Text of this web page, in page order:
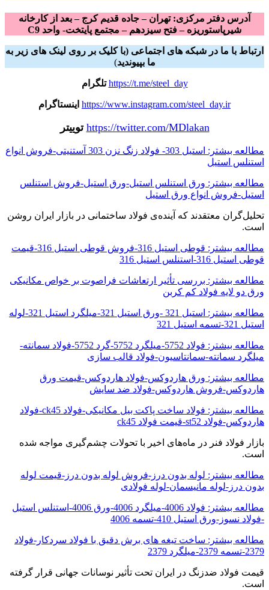
آدرس دفتر مرکزی: تهران – جاده قدیم کرج – بعد از کارخانه
شیرپاستوریزه – فتح سیزدهم – مجتمع پایتخت- واحد C9
ارتباط با ما در شبکه های اجتماعی (با کلیک بر روی لینک های زیر به
ما بپیوندید)
https://t.me/steel_day تلگرام
https://www.instagram.com/steel_day.ir اینستاگرام
https://twitter.com/MDlakan توییتر
مطالعه بیشتر: استیل 303- فولاد زنگ نزن 303 آستنیتی-فروش انواع
استنلس استیل
مطالعه بیشتر: ورق استنلس استیل-ورق استیل-فروش استنلس
استیل-فروش انواع ورق استیل
تحلیل‌گران معتقدند که آینده‌ی فولاد ساختمانی در بازار ایران روشن
است.
مطالعه بیشتر: قوطی استیل 316-فروش قوطی استیل 316-قیمت
قوطی استیل 316-استنلس استیل 316
مطالعه بیشتر: بررسی تأثیر ارتعاشات فراصوت بر خواص مکانیکی
ورق دو لایه فولاد کم کربن
مطالعه بیشتر: استیل 321 -ورق استیل 321-میلگرد استیل 321-لوله
استیل 321-تسمه استیل 321
مطالعه بیشتر: فولاد 5752-میلگرد 5752-گرد 5752-فولاد سمانته-
میلگرد سمانته-سمانتاسیون-فولاد قالب سازی
مطالعه بیشتر: ورق هاردوکس-فولاد هاردوکس-قیمت ورق
هاردوکس-فروش هاردوکس-فولاد ضد سایش
مطالعه بیشتر: فولاد ساخت پاکت بیل مکانیکی-فولاد ck45-فولاد
هاردوکس-فولاد st52-قیمت فولاد ck45
بازار فولاد فنر در ماه‌های اخیر با تحولات چشم‌گیری مواجه شده
است.
مطالعه بیشتر: لوله بدون درز-فروش لوله بدون درز-قیمت لوله
بدون درز-لوله مانیسمان-لوله فولادی
مطالعه بیشتر: فولاد 4006-میلگرد 4006-ورق 4006-استنلس استیل
-فولاد نسوز-ورق استیل 410-تسمه 4006
مطالعه بیشتر: ساخت تیغه های برش دقیق با فولاد سردکار-فولاد
2379-تسمه 2379-میلگرد 2379
قیمت فولاد ضدزنگ در ایران تحت تأثیر نوسانات جهانی قرار گرفته
است.